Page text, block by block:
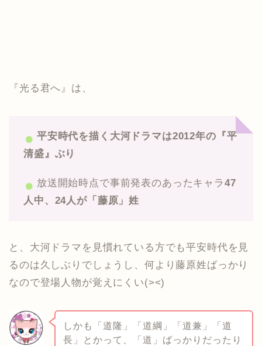
『光る君へ』は、
平安時代を描く大河ドラマは2012年の『平
清盛』ぶり
放送開始時点で事前発表のあったキャラ 47
人中、24人が「藤原」姓
と、大河ドラマを見慣れている方でも平安時代を見
るのは久しぶりでしょうし、何より藤原姓ばっかり
なので登場人物が覚えにくい(><)
しかも「道隆」「道綱」「道兼」「道
長」とかって、「道」ばっかりだったり